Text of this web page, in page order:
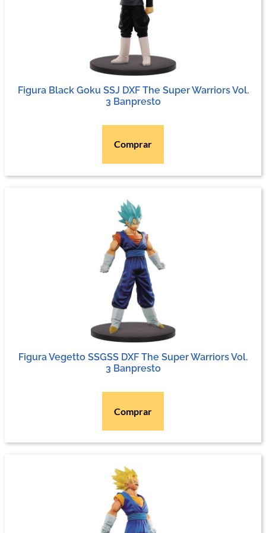
Figura Black Goku SSJ DXF The Super Warriors Vol.
3 Banpresto
Comprar
Figura Vegetto SSGSS DXF The Super Warriors Vol.
3 Banpresto
Comprar